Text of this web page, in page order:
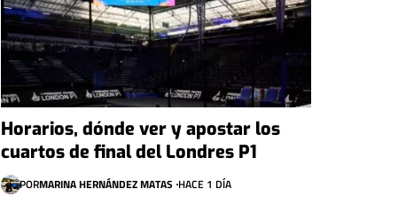
Horarios, dónde ver y apostar los
cuartos de final del Londres P1
PORMARINA HERNÁNDEZ MATAS HACE 1 DÍA